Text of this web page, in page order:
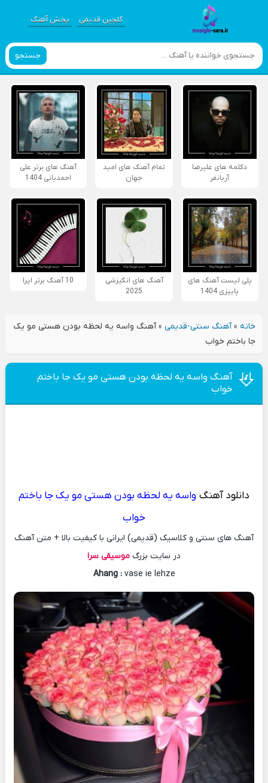
گلچین قدیمی پخش آهنگ
جستجو
دکلمه های علیرضا
آریانفر
تمام آهنگ های امید
جهان
آهنگ های برتر علی
احمدیانی 1404
پلی لیست آهنگ های
پاییزی 1404
آهنگ های انگیزشی
2025
10 آهنگ برتر اپرا
خانه»آهنگ سنتی-قدیمی»آهنگ واسه یه لحظه بودن هستی مو یک
جا باختم خواب
آهنگ واسه یه لحظه بودن هستی مو یک جا باختم
خواب
دانلود آهنگ واسه یه لحظه بودن هستی مو یک جا باختم
خواب
آهنگ های سنتی و کلاسیک (قدیمی) ایرانی با کیفیت بالا + متن آهنگ
در سایت بزرگ موسیقی سرا
Ahang :vase ie lehze